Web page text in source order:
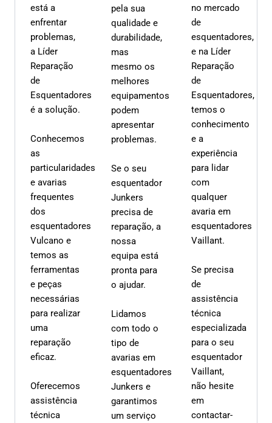
está a
enfrentar
problemas,
a Líder
Reparação
de
Esquentadores
é a solução.
Conhecemos
as
particularidades
e avarias
frequentes
dos
esquentadores
Vulcano e
temos as
ferramentas
e peças
necessárias
para realizar
uma
reparação
eficaz.
Oferecemos
assistência
técnica
pela sua
qualidade e
durabilidade,
mas
mesmo os
melhores
equipamentos
podem
apresentar
problemas.
Se o seu
esquentador
Junkers
precisa de
reparação, a
nossa
equipa está
pronta para
o ajudar.
Lidamos
com todo o
tipo de
avarias em
esquentadores
Junkers e
garantimos
um serviço
no mercado
de
esquentadores,
e na Líder
Reparação
de
Esquentadores,
temos o
conhecimento
e a
experiência
para lidar
com
qualquer
avaria em
esquentadores
Vaillant.
Se precisa
de
assistência
técnica
especializada
para o seu
esquentador
Vaillant,
não hesite
em
contactar-